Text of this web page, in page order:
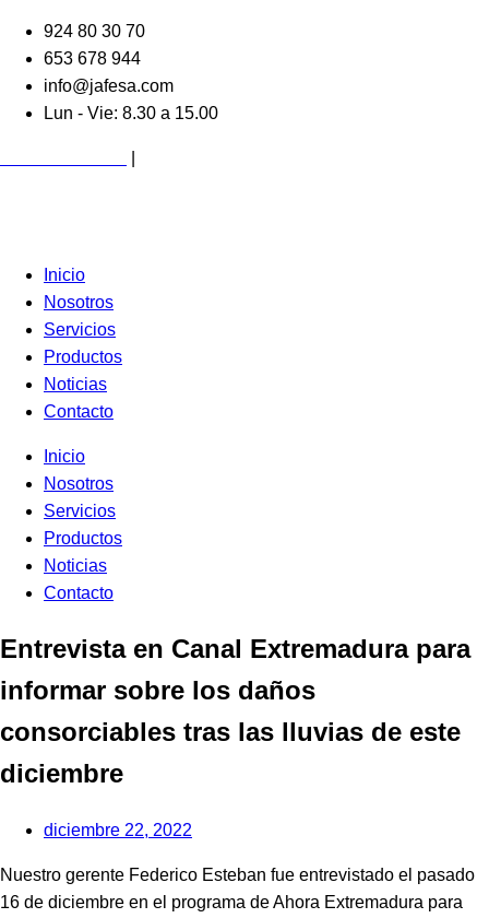
contenido
924 80 30 70
653 678 944
info@jafesa.com
Lun - Vie: 8.30 a 15.00
Inicio
Nosotros
Servicios
Productos
Noticias
Contacto
Inicio
Nosotros
Servicios
Productos
Noticias
Contacto
Entrevista en Canal Extremadura para
informar sobre los daños
consorciables tras las lluvias de este
diciembre
diciembre 22, 2022
Nuestro gerente Federico Esteban fue entrevistado el pasado
16 de diciembre en el programa de Ahora Extremadura para